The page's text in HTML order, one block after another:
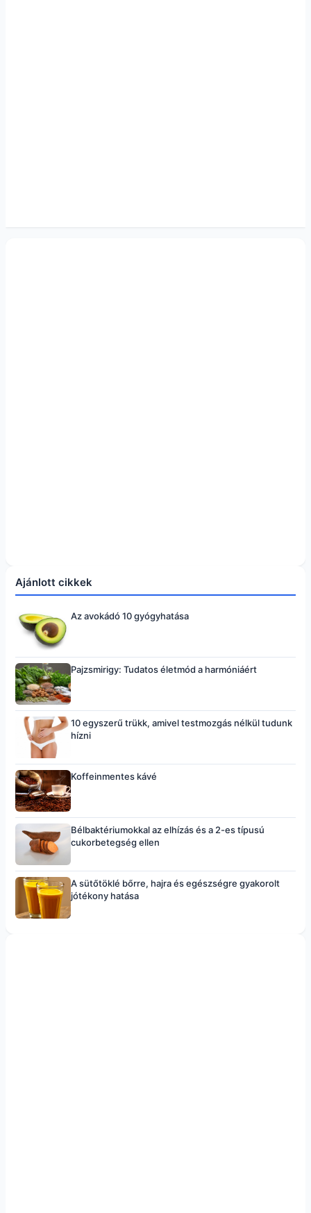
Ajánlott cikkek
Az avokádó 10 gyógyhatása
Pajzsmirigy: Tudatos életmód a harmóniáért
10 egyszerű trükk, amivel testmozgás nélkül tudunk
hízni
Koffeinmentes kávé
Bélbaktériumokkal az elhízás és a 2-es típusú
cukorbetegség ellen
A sütőtöklé bőrre, hajra és egészségre gyakorolt
jótékony hatása